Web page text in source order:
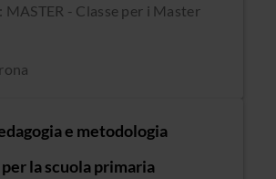
MASTER - Classe per i Master
e metodologia
la scuola primaria